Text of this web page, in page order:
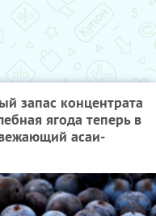
запас концентрата
ягода теперь в
асаи-